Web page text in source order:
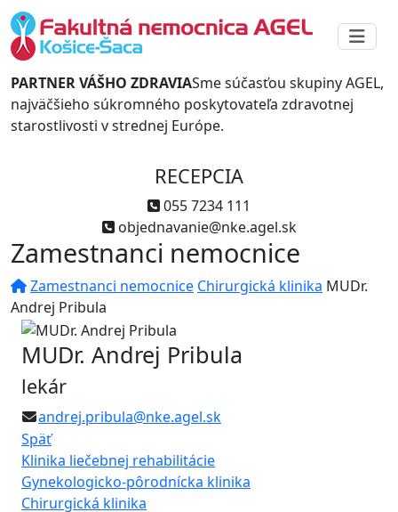
PARTNER VÁŠHO ZDRAVIASme súčasťou skupiny AGEL,
najväčšieho súkromného poskytovateľa zdravotnej
starostlivosti v strednej Európe.
RECEPCIA
055 7234 111
objednavanie@nke.agel.sk
Zamestnanci nemocnice
Zamestnanci nemocnice Chirurgická klinika MUDr.
Andrej Pribula
MUDr. Andrej Pribula
lekár
andrej.pribula@nke.agel.sk
Späť
Klinika liečebnej rehabilitácie
Gynekologicko-pôrodnícka klinika
Chirurgická klinika